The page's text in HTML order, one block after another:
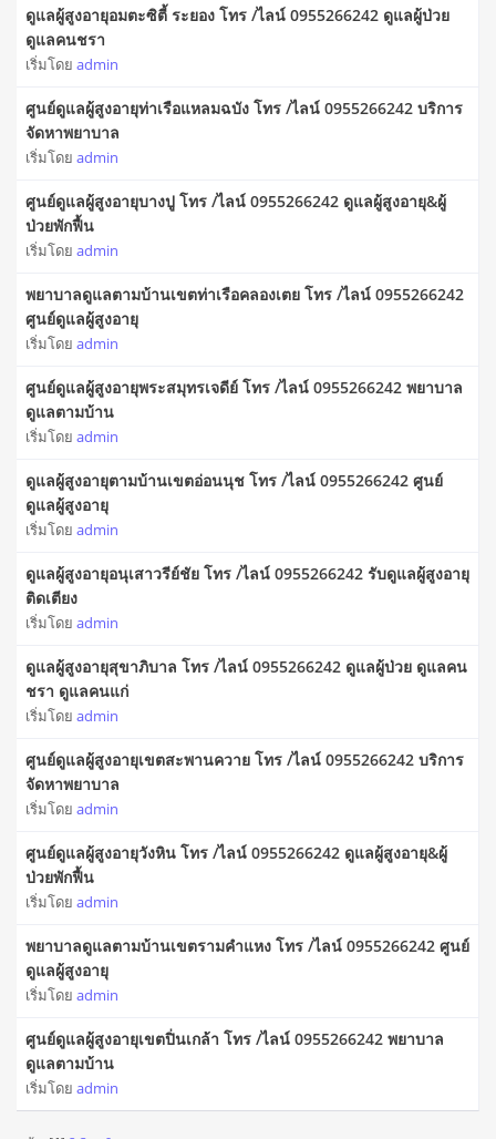
ดูแลผู้สูงอายุอมตะซิตี้ ระยอง โทร /ไลน์ 0955266242 ดูแลผู้ป่วย
ดูแลคนชรา
เริ่มโดย admin
ศูนย์ดูแลผู้สูงอายุท่าเรือแหลมฉบัง โทร /ไลน์ 0955266242 บริการ
จัดหาพยาบาล
เริ่มโดย admin
ศูนย์ดูแลผู้สูงอายุบางปู โทร /ไลน์ 0955266242 ดูแลผู้สูงอายุ&ผู้
ป่วยพักฟื้น
เริ่มโดย admin
พยาบาลดูแลตามบ้านเขตท่าเรือคลองเตย โทร /ไลน์ 0955266242
ศูนย์ดูแลผู้สูงอายุ
เริ่มโดย admin
ศูนย์ดูแลผู้สูงอายุพระสมุทรเจดีย์ โทร /ไลน์ 0955266242 พยาบาล
ดูแลตามบ้าน
เริ่มโดย admin
ดูแลผู้สูงอายุตามบ้านเขตอ่อนนุช โทร /ไลน์ 0955266242 ศูนย์
ดูแลผู้สูงอายุ
เริ่มโดย admin
ดูแลผู้สูงอายุอนุเสาวรีย์ชัย โทร /ไลน์ 0955266242 รับดูแลผู้สูงอายุ
ติดเตียง
เริ่มโดย admin
ดูแลผู้สูงอายุสุขาภิบาล โทร /ไลน์ 0955266242 ดูแลผู้ป่วย ดูแลคน
ชรา ดูแลคนแก่
เริ่มโดย admin
ศูนย์ดูแลผู้สูงอายุเขตสะพานควาย โทร /ไลน์ 0955266242 บริการ
จัดหาพยาบาล
เริ่มโดย admin
ศูนย์ดูแลผู้สูงอายุวังหิน โทร /ไลน์ 0955266242 ดูแลผู้สูงอายุ&ผู้
ป่วยพักฟื้น
เริ่มโดย admin
พยาบาลดูแลตามบ้านเขตรามคำแหง โทร /ไลน์ 0955266242 ศูนย์
ดูแลผู้สูงอายุ
เริ่มโดย admin
ศูนย์ดูแลผู้สูงอายุเขตปิ่นเกล้า โทร /ไลน์ 0955266242 พยาบาล
ดูแลตามบ้าน
เริ่มโดย admin